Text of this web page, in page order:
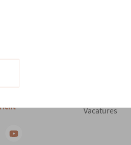
Vacatures